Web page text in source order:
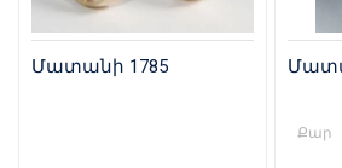
Մատանի 1785
Քար